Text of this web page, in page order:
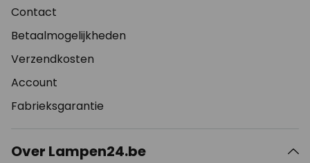
Contact
Betaalmogelijkheden
Verzendkosten
Account
Fabrieksgarantie
Over Lampen24.be